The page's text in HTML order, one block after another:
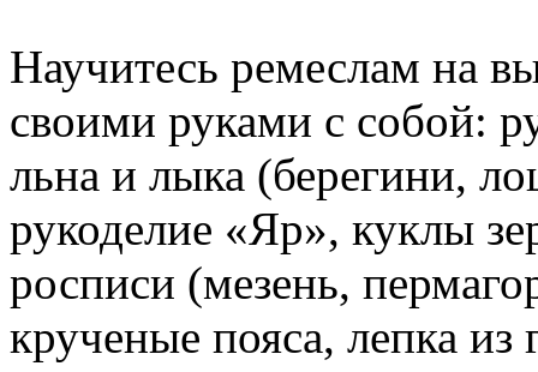
Научитесь ремеслам на
своими руками с собой:
льна и лыка (берегини,
рукоделие «Яр», куклы
росписи (мезень,
крученые пояса, лепка